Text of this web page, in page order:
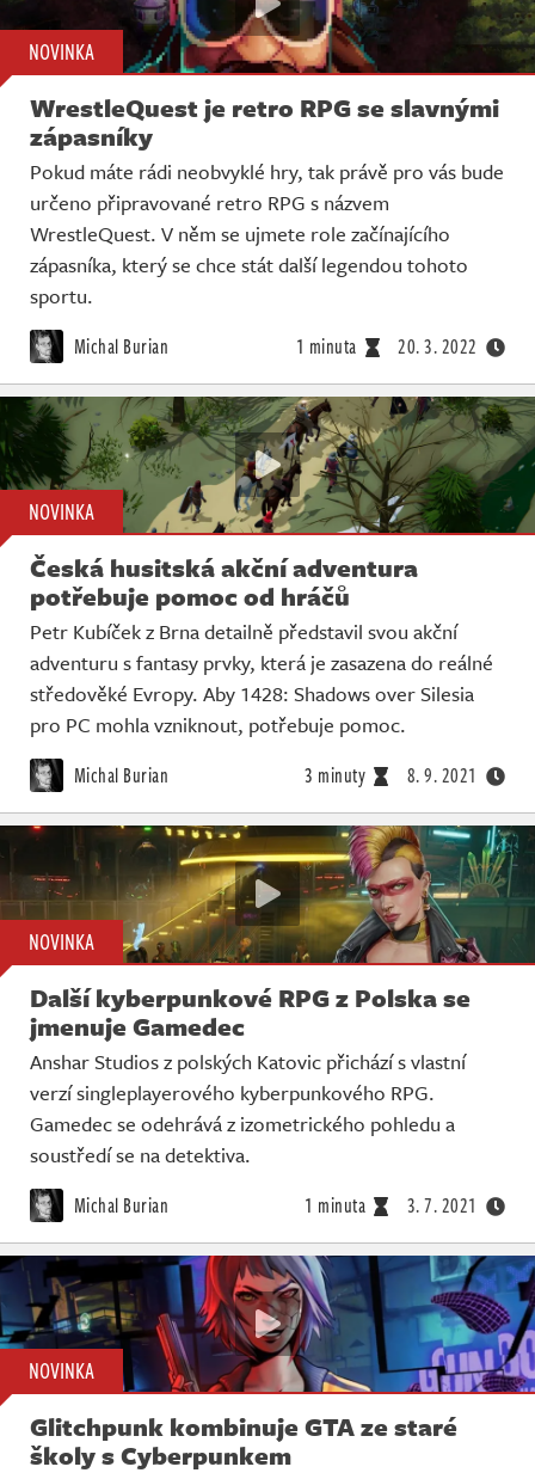
NOVINKA
WrestleQuest je retro RPG se slavnými
zápasníky
Pokud máte rádi neobvyklé hry, tak právě pro vás bude
určeno připravované retro RPG s názvem
WrestleQuest. V něm se ujmete role začínajícího
zápasníka, který se chce stát další legendou tohoto
sportu.
Michal Burian 1 minuta 20. 3. 2022
NOVINKA
Česká husitská akční adventura
potřebuje pomoc od hráčů
Petr Kubíček z Brna detailně představil svou akční
adventuru s fantasy prvky, která je zasazena do reálné
středověké Evropy. Aby 1428: Shadows over Silesia
pro PC mohla vzniknout, potřebuje pomoc.
Michal Burian 3 minuty 8. 9. 2021
NOVINKA
Další kyberpunkové RPG z Polska se
jmenuje Gamedec
Anshar Studios z polských Katovic přichází s vlastní
verzí singleplayerového kyberpunkového RPG.
Gamedec se odehrává z izometrického pohledu a
soustředí se na detektiva.
Michal Burian 1 minuta 3. 7. 2021
NOVINKA
Glitchpunk kombinuje GTA ze staré
školy s Cyberpunkem